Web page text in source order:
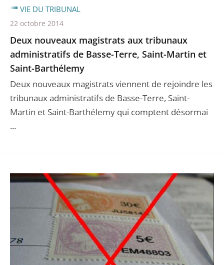
Deux nouveaux magistrats aux tribunaux
administratifs de Basse-Terre, Saint-Martin et
Saint-Barthélemy
Deux nouveaux magistrats viennent de rejoindre les
tribunaux administratifs de Basse-Terre, Saint-
Martin et Saint-Barthélemy qui comptent désormai
...
VIE DU TRIBUNAL
22 octobre 2014